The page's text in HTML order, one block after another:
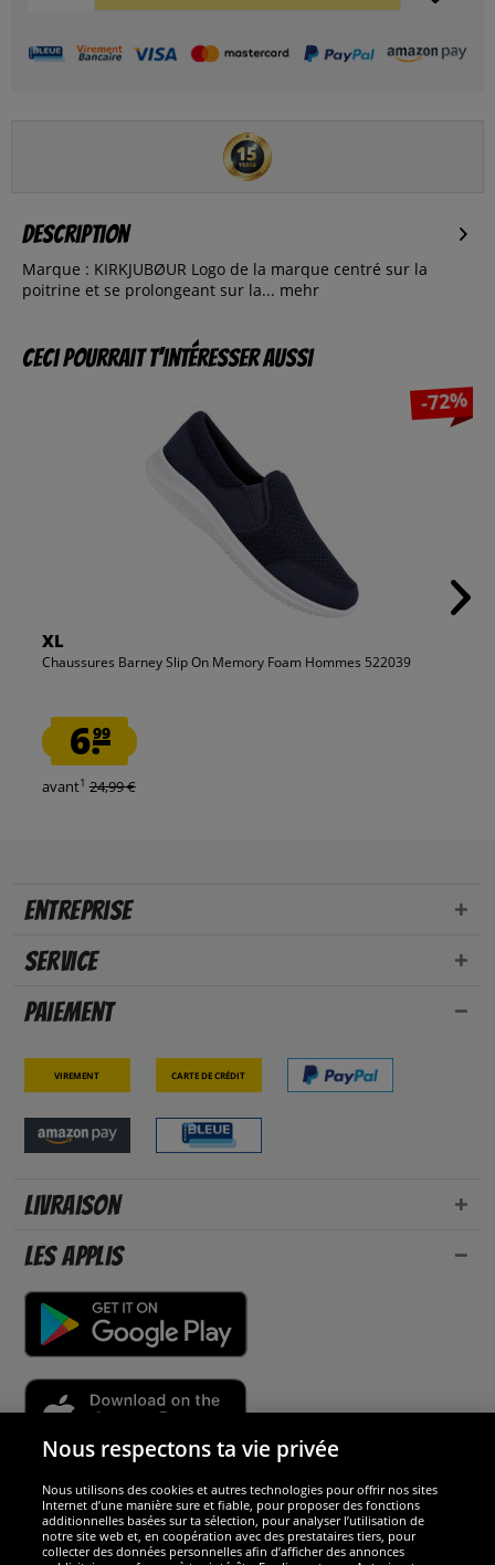
Description
Marque : KIRKJUBØUR Logo de la marque centré sur la
poitrine et se prolongeant sur la... mehr
Ceci pourrait t’intéresser aussi
-72%
XL
Chaussures Barney Slip On Memory Foam Hommes 522039
6.99
avant1 24,99 €
Entreprise
Service
Paiement
Virement Carte de crédit
Livraison
Les applis
Sécurité
Nous sommes excellents
Nous respectons ta vie privée
Nous utilisons des cookies et autres technologies pour offrir nos sites
Internet d’une manière sure et fiable, pour proposer des fonctions
additionnelles basées sur ta sélection, pour analyser l’utilisation de
notre site web et, en coopération avec des prestataires tiers, pour
collecter des données personnelles afin d’afficher des annonces